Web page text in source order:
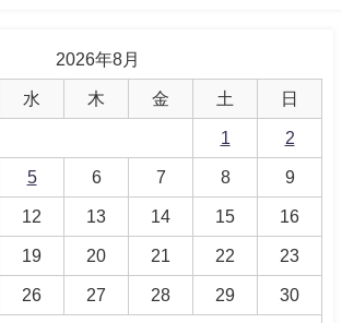
2026年8月
水 木 金 土 日
1 2
5 6 7 8 9
12 13 14 15 16
19 20 21 22 23
26 27 28 29 30